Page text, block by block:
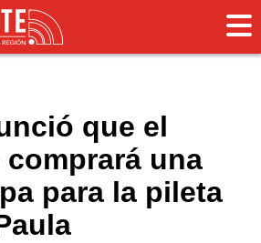
que el
una
para la pileta